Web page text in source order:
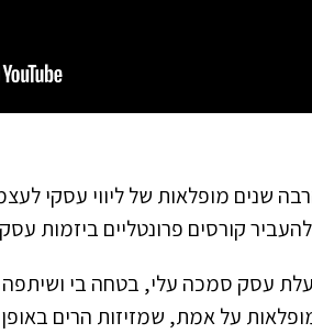
שנים מופלאות של ליווי עסקי
קורסים פרונטליים ביזמות
עסק סמכה עלי, בטחה בי ושיתפה
על אמת, שמזיזות הרים באופן